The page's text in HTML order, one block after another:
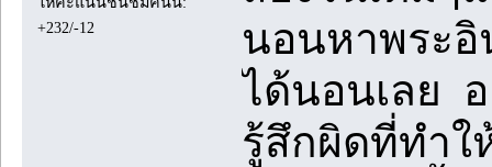
+232/-12
นอนหาพระ
ได้นอนเลย
รู้สึกผิดที่ทำใ